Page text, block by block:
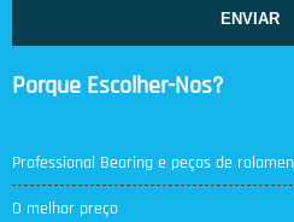
ENVIAR
Porque Escolher-Nos?
Professional Bearing e peças de
O melhor preço